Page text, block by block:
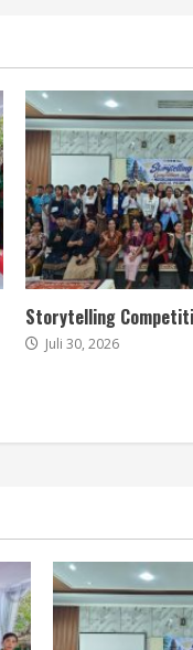
Storytelling
Juli 30, 2026